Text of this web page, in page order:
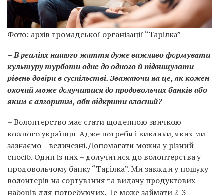
Фото: архів громадської організації “Тарілка”
– В реаліях нашого життя дуже важливо формувати
культуру турботи одне до одного й підвищувати
рівень довіри в суспільстві. Зважаючи на це, як кожен
охочий може долучитися до продовольчих банків або
яким є алгоритм, аби відкрити власний?
– Волонтерство має стати щоденною звичкою
кожного українця. Адже потреби і виклики, яких ми
зазнаємо – величезні. Допомагати можна у різний
спосіб. Один із них – долучитися до волонтерства у
продовольчому банку “Тарілка”. Ми завжди у пошуку
волонтерів на сортування та видачу продуктових
наборів для потребуючих. Це може займати 2-3